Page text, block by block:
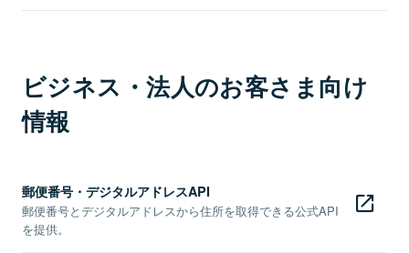
ビジネス・法人のお客さま向け
情報
郵便番号・デジタルアドレスAPI
郵便番号とデジタルアドレスから住所を取得できる公式API
を提供。